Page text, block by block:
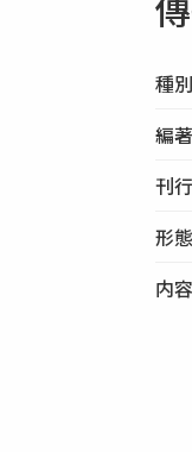
種別
編
刊
形態
内